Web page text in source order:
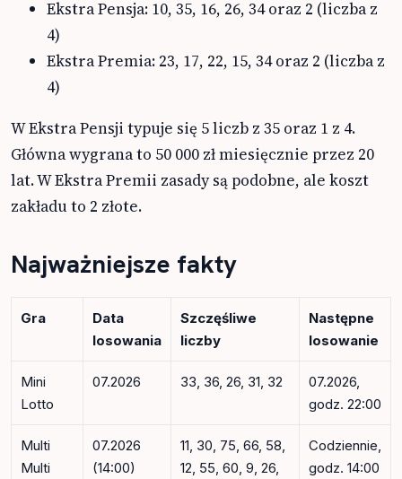
Ekstra Pensja: 10, 35, 16, 26, 34 oraz 2 (liczba z
4)
Ekstra Premia: 23, 17, 22, 15, 34 oraz 2 (liczba z
4)
W Ekstra Pensji typuje się 5 liczb z 35 oraz 1 z 4.
Główna wygrana to 50 000 zł miesięcznie przez 20
lat. W Ekstra Premii zasady są podobne, ale koszt
zakładu to 2 złote.
Najważniejsze fakty
Gra
Data
losowania
Szczęśliwe
liczby
Następne
losowanie
Mini
Lotto
07.2026 33, 36, 26, 31, 32
07.2026,
godz. 22:00
Multi
Multi
07.2026
(14:00)
11, 30, 75, 66, 58,
12, 55, 60, 9, 26,
Codziennie,
godz. 14:00